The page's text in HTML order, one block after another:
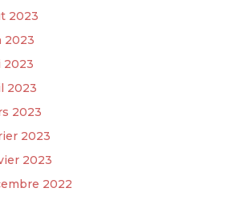
2023
2023
2023
2023
2023
2023
2023
2022